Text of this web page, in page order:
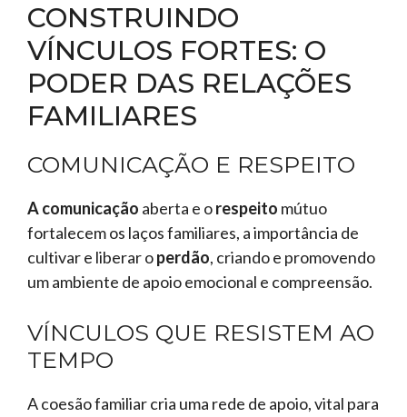
CONSTRUINDO
VÍNCULOS FORTES: O
PODER DAS RELAÇÕES
FAMILIARES
COMUNICAÇÃO E RESPEITO
A comunicação aberta e orespeito mútuo
fortalecem os laços familiares, a importância de
cultivar e liberar operdão, criando e promovendo
um ambiente de apoio emocional e compreensão.
VÍNCULOS QUE RESISTEM AO
TEMPO
A coesão familiar cria uma rede de apoio, vital para